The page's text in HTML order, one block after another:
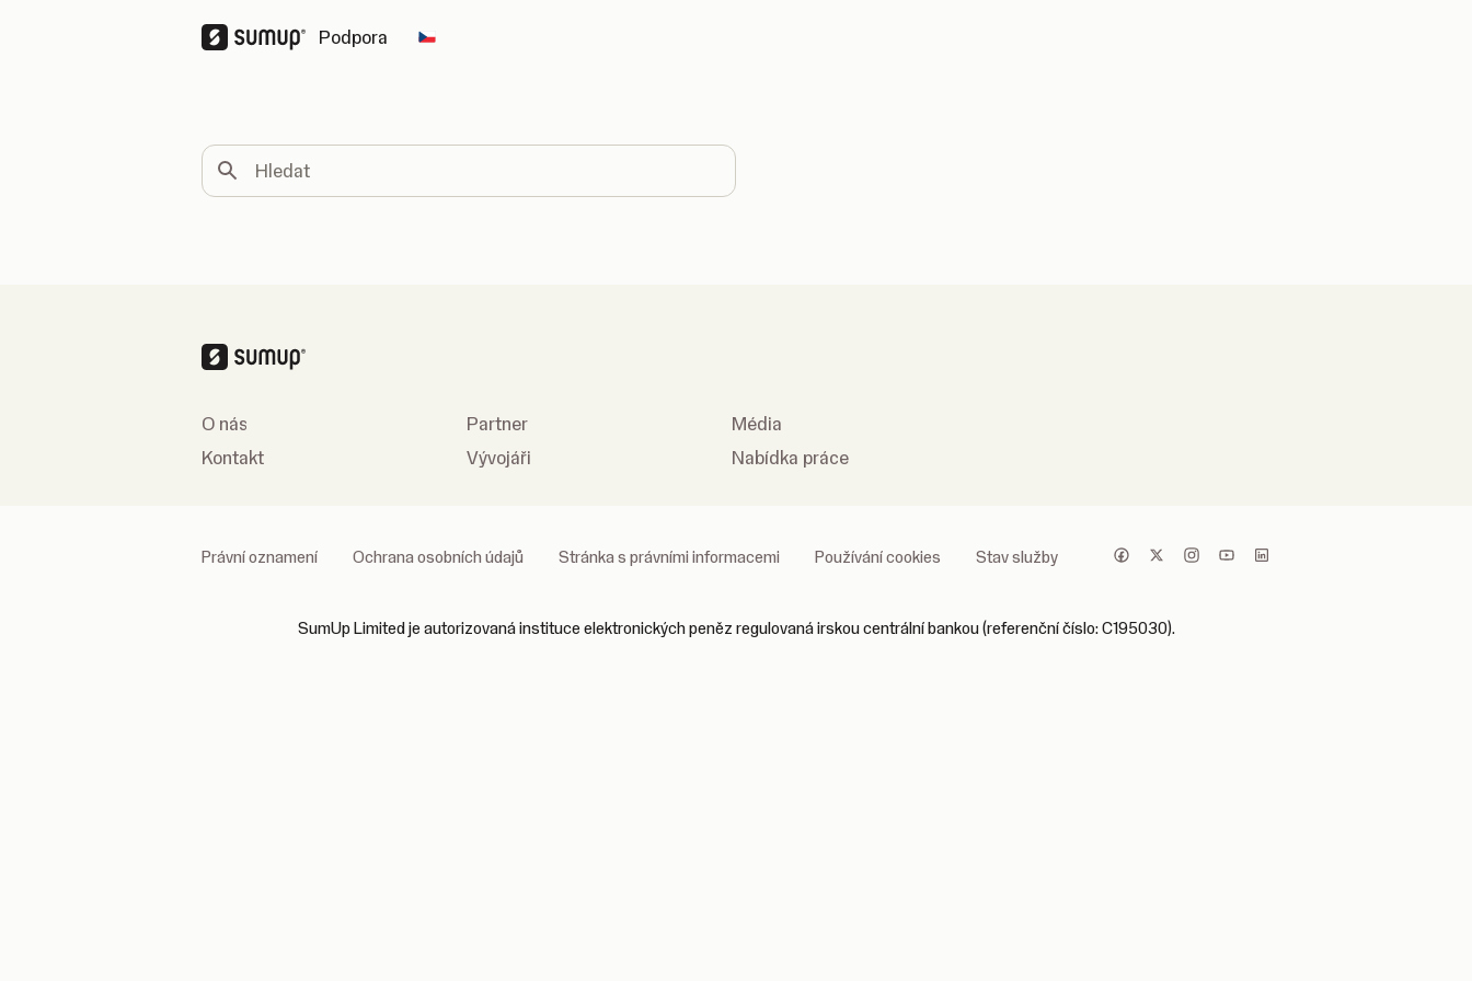
Podpora Change country
Hledat
O nás
Kontakt
Partner
Vývojáři
Média
Nabídka práce
Právní oznamení Ochrana osobních údajů Stránka s právními informacemi Používání cookies Stav služby
SumUp Limited je autorizovaná instituce elektronických peněz regulovaná irskou centrální bankou (referenční číslo: C195030).